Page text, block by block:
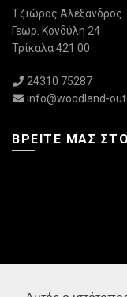
Τζιώρας Αλέξανδρος
Γεωρ. Κονδύλη 24
Τρίκαλα 421 00
24310 75287
info@woodland-
ΒΡΕΊΤΕ ΜΑΣ